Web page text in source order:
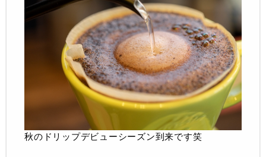
秋のドリップデビューシーズン到来です笑